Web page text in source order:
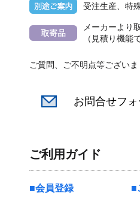
受注生産、特
メーカーより
（見積り機能
ご質問、ご不明点等ござい
お問合せフォ
ご利用ガイド
会員登録